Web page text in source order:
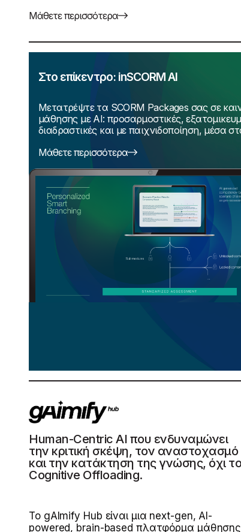
Μάθετε περισσότερα
Στο επίκεντρο: inSCORM AI
Μετατρέψτε τα SCORM Packages σας σε
μάθησης με AI: προσαρμοστικές,
διαδραστικές και με παιχνιδοποίηση, μέσα
Μάθετε περισσότερα
Human-Centric AI που ενδυναμώνει
την κριτική σκέψη, τον αναστοχασμό
και την κατάκτηση της γνώσης, όχι τo
Cognitive Offloading.
Το gAImify Hub είναι μια next-gen, AI-
powered, brain-based πλατφόρμα μάθησης